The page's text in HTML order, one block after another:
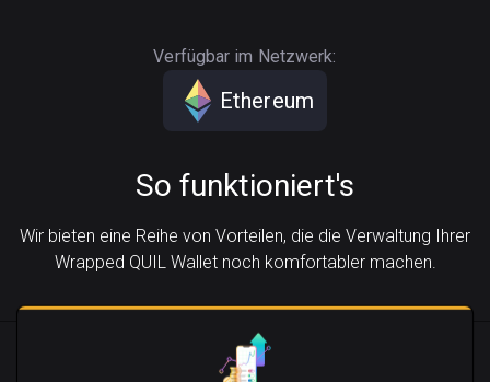
Verfügbar im Netzwerk:
Ethereum
So funktioniert's
Wir bieten eine Reihe von Vorteilen, die die Verwaltung Ihrer
Wrapped QUIL Wallet noch komfortabler machen.